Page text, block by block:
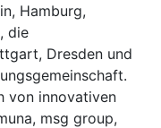
Hamburg,
die
Dresden und
von innovativen
msg group,